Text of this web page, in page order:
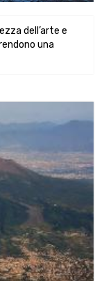
dell’arte e
una